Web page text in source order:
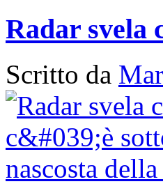
Radar svela
Scritto da